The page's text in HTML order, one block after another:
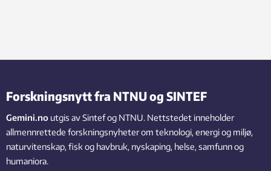
Forskningsnytt fra NTNU og SINTEF
Gemini.no utgis av Sintef og NTNU. Nettstedet inneholder
allmennrettede forskningsnyheter om teknologi, energi og miljø,
naturvitenskap, fisk og havbruk, nyskaping, helse, samfunn og
humaniora.